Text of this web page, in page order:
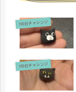
100日チャレンジ
100日チャレンジ